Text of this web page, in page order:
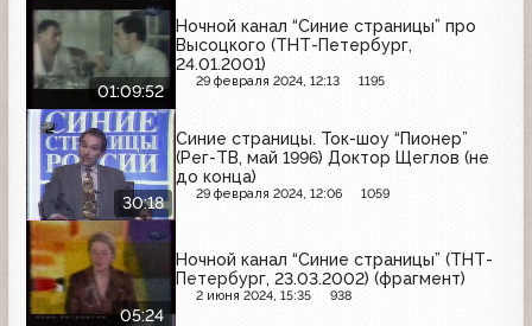
01:09:52
Ночной канал “Синие страницы” про
Высоцкого (ТНТ-Петербург,
24.01.2001)
29 февраля 2024, 12:13 1195
30:18
Синие страницы. Ток-шоу “Пионер”
(Рег-ТВ, май 1996) Доктор Щеглов (не
до конца)
29 февраля 2024, 12:06 1059
05:24
Ночной канал “Синие страницы” (ТНТ-
Петербург, 23.03.2002) (фрагмент)
2 июня 2024, 15:35 938